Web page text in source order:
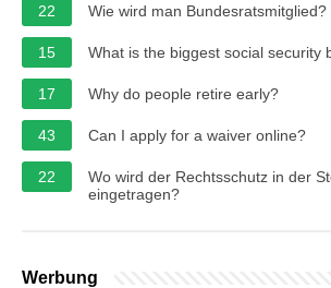
22 Wie wird man Bundesratsmitglied?
15 What is the biggest social security
17 Why do people retire early?
43 Can I apply for a waiver online?
22
Wo wird der Rechtsschutz in der
eingetragen?
Werbung